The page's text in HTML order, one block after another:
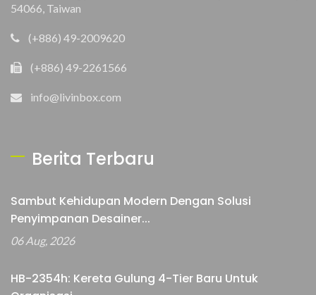
54066, Taiwan
(+886) 49-2009620
(+886) 49-2261566
info@livinbox.com
Berita Terbaru
Sambut Kehidupan Modern Dengan Solusi
Penyimpanan Desainer...
06 Aug, 2026
HB-2354h: Kereta Gulung 4-Tier Baru Untuk